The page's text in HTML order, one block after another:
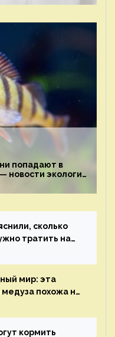
попадают в
новости экологии
сколько
тратить на
экологии
мир: эта
похожа на
ECOportal
кормить